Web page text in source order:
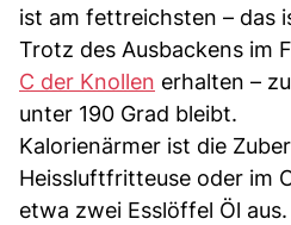
ist am fettreichsten – das
Trotz des Ausbackens im
C der Knollen erhalten –
unter 190 Grad bleibt.
Kalorienärmer ist die
Heissluftfritteuse oder im
etwa zwei Esslöffel Öl aus.